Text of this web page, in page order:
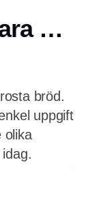
…
bröd.
uppgift
olika